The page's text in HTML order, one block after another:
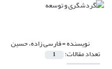
نویسنده =فارسی زاده، حسین
تعداد مقالات: 1